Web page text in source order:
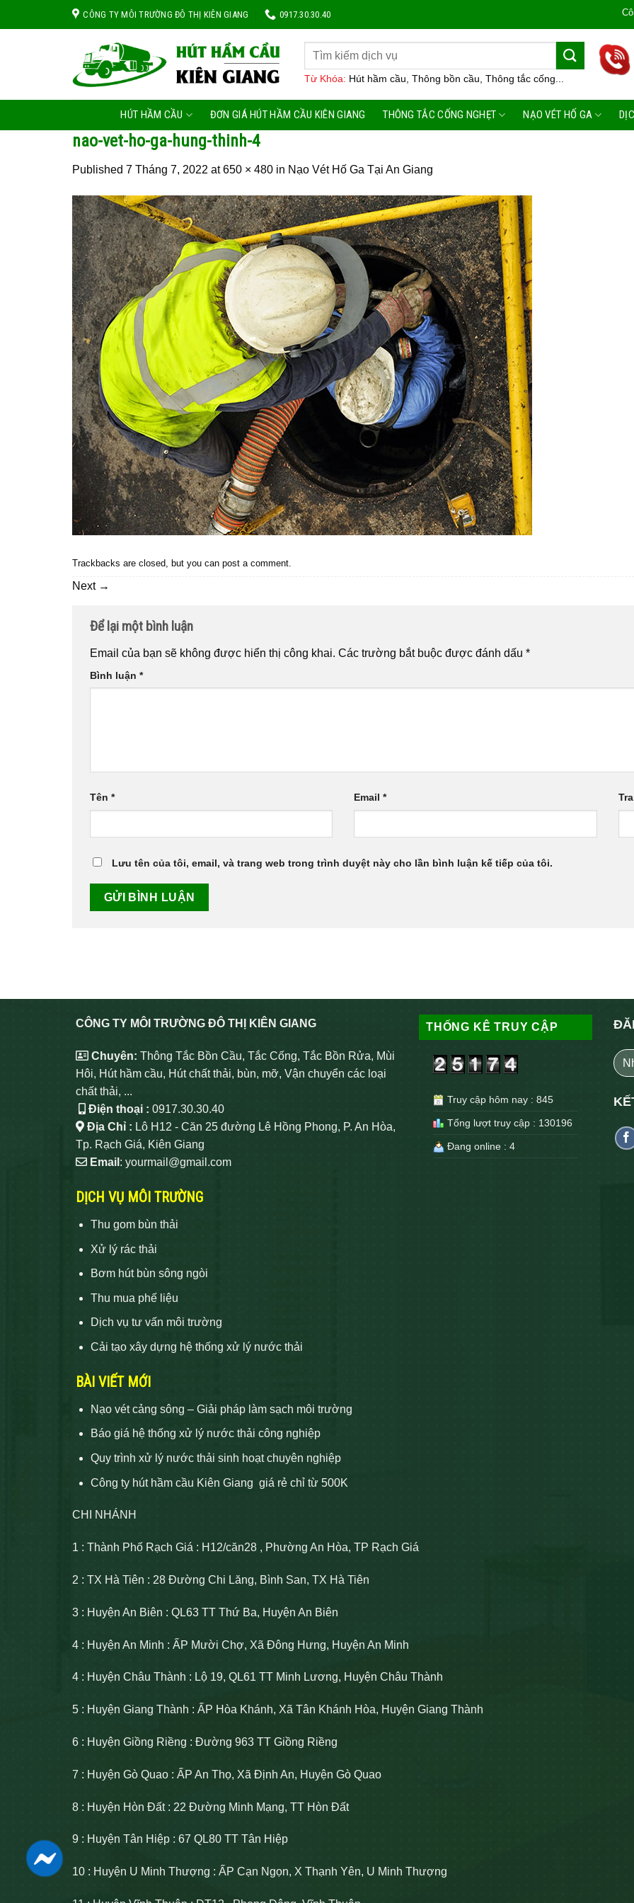
CÔNG TY MÔI TRƯỜNG ĐÔ THỊ KIÊN GIANG 0917.30.30.40 Công Ty
Từ Khóa: Hút hầm cầu, Thông bồn cầu, Thông tắc cống...
HÚT HẦM CẦU ĐƠN GIÁ HÚT HẦM CẦU KIÊN GIANG THÔNG TẮC CỐNG NGHẸT NẠO VÉT HỐ GA
nao-vet-ho-ga-hung-thinh-4
Published 7 Tháng 7, 2022 at650 × 480 in Nạo Vét Hố Ga Tại An Giang
Trackbacks are closed, but you can post a comment.
Next →
Để lại một bình luận
Email của bạn sẽ không được hiển thị công khai. Các trường bắt buộc được đánh dấu *
Bình luận *
Tên * Email*
Lưu tên của tôi, email, và trang web trong trình duyệt này cho lần bình luận kế tiếp của tôi.
CÔNG TY MÔI TRƯỜNG ĐÔ THỊ KIÊN GIANG
Chuyên: Thông Tắc Bồn Cầu, Tắc Cống, Tắc Bồn Rửa, Mùi
Hôi, Hút hầm cầu, Hút chất thải, bùn, mỡ, Vận chuyển các loại
chất thải, ...
Điện thoại : 0917.30.30.40
Địa Chỉ : Lô H12 - Căn 25 đường Lê Hồng Phong, P. An Hòa,
Tp. Rạch Giá, Kiên Giang
Email : yourmail@gmail.com
DỊCH VỤ MÔI TRƯỜNG
Thu gom bùn thải
Xử lý rác thải
Bơm hút bùn sông ngòi
Thu mua phế liệu
Dịch vụ tư vấn môi trường
Cải tạo xây dựng hệ thống xử lý nước thải
BÀI VIẾT MỚI
Nạo vét cảng sông – Giải pháp làm sạch môi trường
Báo giá hệ thống xử lý nước thải công nghiệp
Quy trình xử lý nước thải sinh hoạt chuyên nghiệp
Công ty hút hầm cầu Kiên Giang giá rẻ chỉ từ 500K
THỐNG KÊ TRUY CẬP
Truy cập hôm nay : 845
Tổng lượt truy cập : 130196
Đang online : 4
CHI NHÁNH
1 : Thành Phố Rạch Giá : H12/căn28 , Phường An Hòa, TP Rạch Giá
2 : TX Hà Tiên : 28 Đường Chi Lăng, Bình San, TX Hà Tiên
3 : Huyện An Biên : QL63 TT Thứ Ba, Huyện An Biên
4 : Huyện An Minh : ẤP Mười Chợ, Xã Đông Hưng, Huyện An Minh
4 : Huyện Châu Thành : Lộ 19, QL61 TT Minh Lương, Huyện Châu Thành
5 : Huyện Giang Thành : ẤP Hòa Khánh, Xã Tân Khánh Hòa, Huyện Giang Thành
6 : Huyện Giồng Riềng : Đường 963 TT Giồng Riềng
7 : Huyện Gò Quao : ẤP An Thọ, Xã Định An, Huyện Gò Quao
8 : Huyện Hòn Đất : 22 Đường Minh Mạng, TT Hòn Đất
9 : Huyện Tân Hiệp : 67 QL80 TT Tân Hiệp
10 : Huyện U Minh Thượng : ẤP Cạn Ngọn, X Thạnh Yên, U Minh Thượng